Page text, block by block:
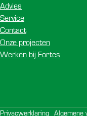
Advies
Service
Contact
Onze projecten
Werken bij Fortes
Privacyverklaring Algemene